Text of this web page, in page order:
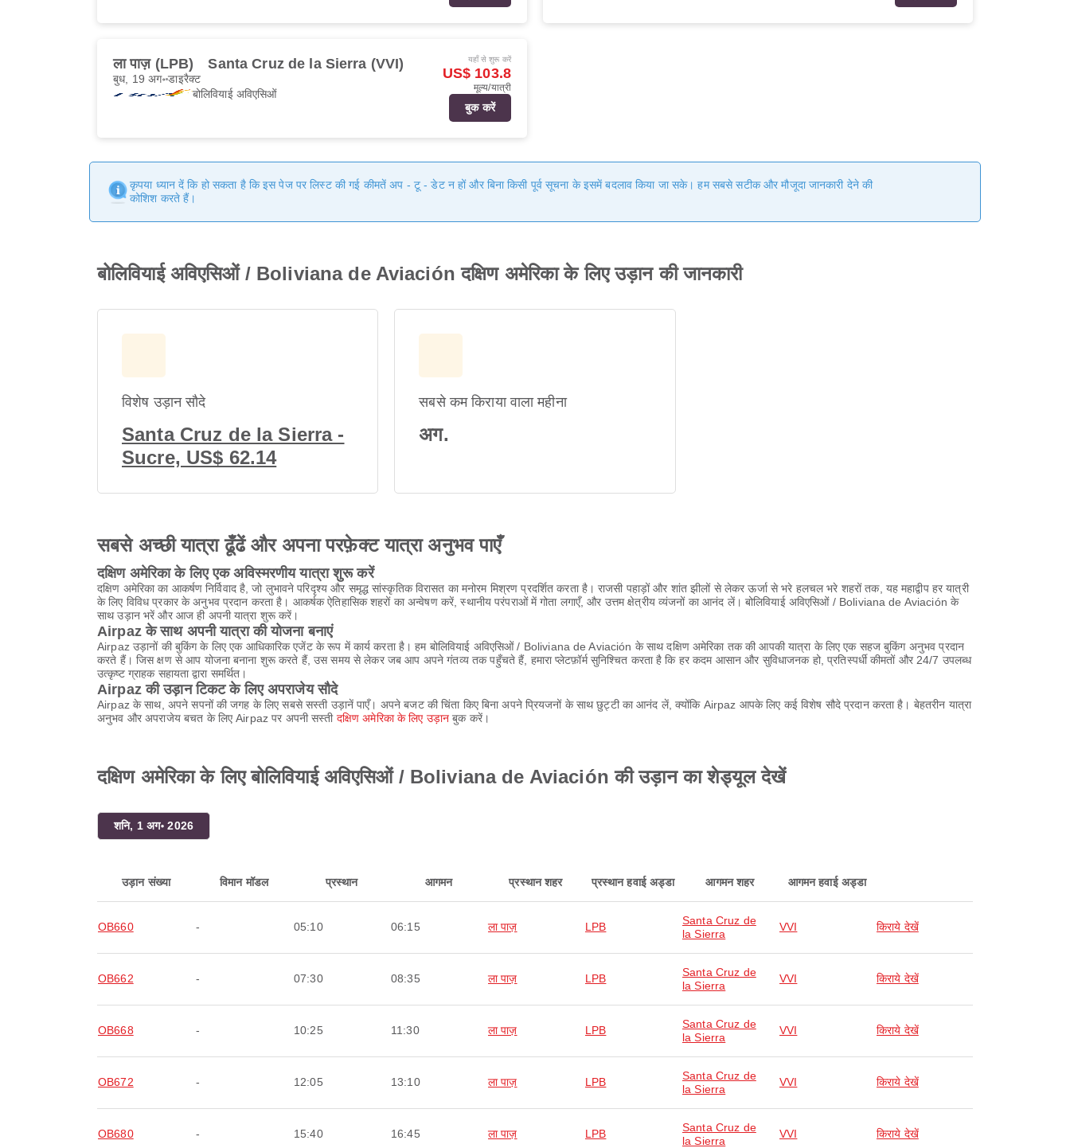
ला पाज़ (LPB) Santa Cruz de la Sierra (VVI)
बुध, 19 अग॰डाइरैक्ट
बोलिवियाई अविएसिओं
यहाँ से शुरू करें
US$ 103.8
मूल्य/यात्री
बुक करें
कृपया ध्यान दें कि हो सकता है कि इस पेज पर लिस्ट की गई कीमतें अप - टू - डेट न हों और बिना किसी पूर्व सूचना के इसमें बदलाव किया जा सके। हम सबसे सटीक और मौजूदा जानकारी देने की
कोशिश करते हैं।
बोलिवियाई अविएसिओं / Boliviana de Aviación दक्षिण अमेरिका के लिए उड़ान की जानकारी
विशेष उड़ान सौदे
Santa Cruz de la Sierra -
Sucre, US$ 62.14
सबसे कम किराया वाला महीना
अग.
सबसे अच्छी यात्रा ढूँढें और अपना परफ़ेक्ट यात्रा अनुभव पाएँ
दक्षिण अमेरिका के लिए एक अविस्मरणीय यात्रा शुरू करें
दक्षिण अमेरिका का आकर्षण निर्विवाद है, जो लुभावने परिदृश्य और समृद्ध सांस्कृतिक विरासत का मनोरम मिश्रण प्रदर्शित करता है। राजसी पहाड़ों और शांत झीलों से लेकर ऊर्जा से भरे हलचल भरे शहरों तक, यह महाद्वीप हर यात्री
के लिए विविध प्रकार के अनुभव प्रदान करता है। आकर्षक ऐतिहासिक शहरों का अन्वेषण करें, स्थानीय परंपराओं में गोता लगाएँ, और उत्तम क्षेत्रीय व्यंजनों का आनंद लें। बोलिवियाई अविएसिओं / Boliviana de Aviación के
साथ उड़ान भरें और आज ही अपनी यात्रा शुरू करें।
Airpaz के साथ अपनी यात्रा की योजना बनाएं
Airpaz उड़ानों की बुकिंग के लिए एक आधिकारिक एजेंट के रूप में कार्य करता है। हम बोलिवियाई अविएसिओं / Boliviana de Aviación के साथ दक्षिण अमेरिका तक की आपकी यात्रा के लिए एक सहज बुकिंग अनुभव प्रदान
करते हैं। जिस क्षण से आप योजना बनाना शुरू करते हैं, उस समय से लेकर जब आप अपने गंतव्य तक पहुँचते हैं, हमारा प्लेटफ़ॉर्म सुनिश्चित करता है कि हर कदम आसान और सुविधाजनक हो, प्रतिस्पर्धी कीमतों और 24/7 उपलब्ध
उत्कृष्ट ग्राहक सहायता द्वारा समर्थित।
Airpaz की उड़ान टिकट के लिए अपराजेय सौदे
Airpaz के साथ, अपने सपनों की जगह के लिए सबसे सस्ती उड़ानें पाएँ। अपने बजट की चिंता किए बिना अपने प्रियजनों के साथ छुट्टी का आनंद लें, क्योंकि Airpaz आपके लिए कई विशेष सौदे प्रदान करता है। बेहतरीन यात्रा
अनुभव और अपराजेय बचत के लिए Airpaz पर अपनी सस्ती दक्षिण अमेरिका के लिए उड़ान बुक करें।
दक्षिण अमेरिका के लिए बोलिवियाई अविएसिओं / Boliviana de Aviación की उड़ान का शेड्यूल देखें
शनि, 1 अग॰ 2026
उड़ान संख्या विमान मॉडल प्रस्थान आगमन प्रस्थान शहर प्रस्थान हवाई अड्डा आगमन शहर आगमन हवाई अड्डा
OB660 - 05:10 06:15 ला पाज़ LPB
Santa Cruz de
la Sierra
VVI किराये देखें
OB662 - 07:30 08:35 ला पाज़ LPB
Santa Cruz de
la Sierra
VVI किराये देखें
OB668 - 10:25 11:30 ला पाज़ LPB
Santa Cruz de
la Sierra
VVI किराये देखें
OB672 - 12:05 13:10 ला पाज़ LPB
Santa Cruz de
la Sierra
VVI किराये देखें
OB680 - 15:40 16:45 ला पाज़ LPB
Santa Cruz de
la Sierra
VVI किराये देखें